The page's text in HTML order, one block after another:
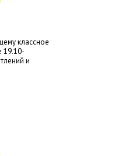
классное
19.10-
и